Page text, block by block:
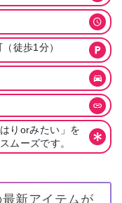
徒歩1分）
りorみたい」を
ムーズです。
最新アイテムが